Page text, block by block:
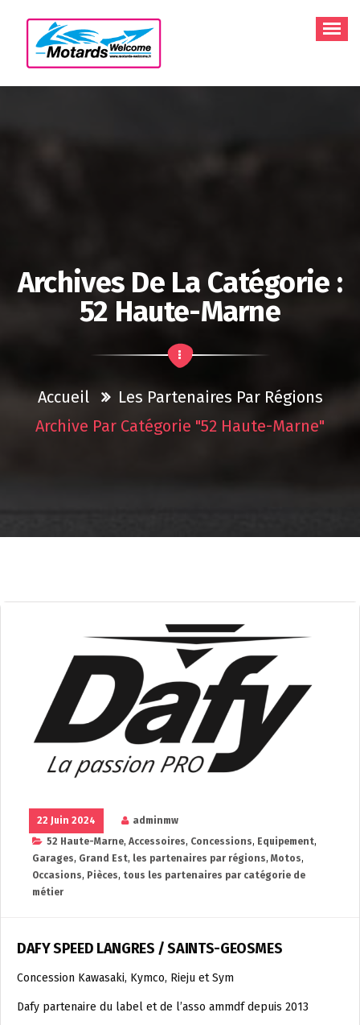
contenu
Archives De La Catégorie :
52 Haute-Marne
Accueil
Les Partenaires Par Régions
Archive Par Catégorie "52 Haute-Marne"
22 Juin 2024
adminmw
52 Haute-Marne, Accessoires, Concessions, Equipement,
Garages, Grand Est, les partenaires par régions, Motos,
Occasions, Pièces, tous les partenaires par catégorie de
métier
DAFY SPEED LANGRES / SAINTS-GEOSMES
Concession Kawasaki, Kymco, Rieju et Sym
Dafy partenaire du label et de l’asso ammdf depuis 2013